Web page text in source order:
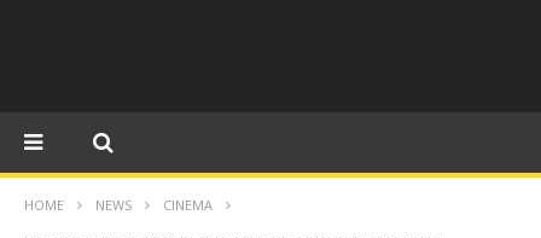
HOME NEWS CINEMA